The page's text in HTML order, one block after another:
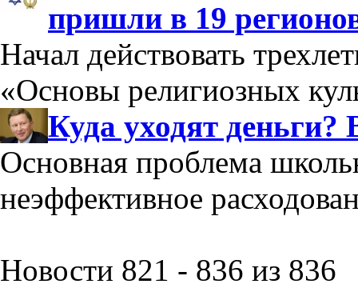
пришли в 19
Начал действовать
«Основы религиозных
Куда уходят деньги?
Основная проблема
неэффективное
Новости 821 - 836 из 836